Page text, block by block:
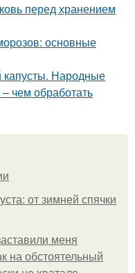
перед хранением
основные
капусты. Народные
чем обработать
от зимней спячки
меня
на обстоятельный